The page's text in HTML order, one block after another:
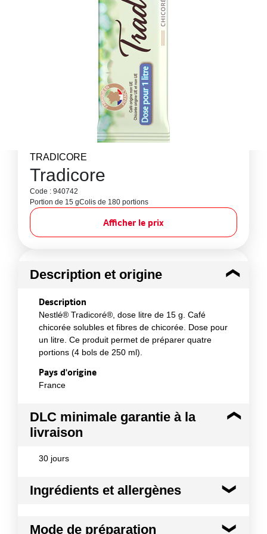
TRADICORE
Tradicore
Code : 940742
Portion de 15 gColis de 180 portions
Afficher le prix
Description et origine
Description
Nestlé® Tradicoré®, dose litre de 15 g. Café
chicorée solubles et fibres de chicorée. Dose pour
un litre. Ce produit permet de préparer quatre
portions (4 bols de 250 ml).
Pays d'origine
France
DLC minimale garantie à la
livraison
30 jours
Ingrédients et allergènes
Café soluble (48,5%), fibres de chicorée
Mode de préparation